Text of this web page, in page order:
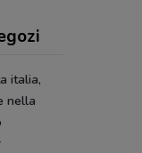
italia,
nella